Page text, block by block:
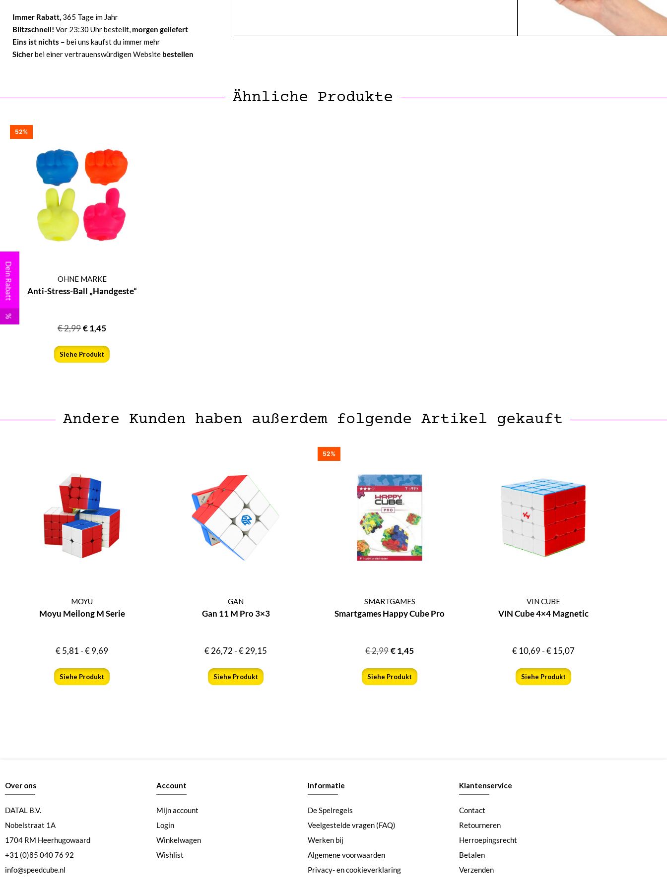
Immer Rabatt, 365 Tage im Jahr
Blitzschnell! Vor 23:30 Uhr bestellt, morgen geliefert
Eins ist nichts – bei uns kaufst du immer mehr
Sicherbei einer vertrauenswürdigen Website bestellen
Ähnliche Produkte
52%
OHNE MARKE
Anti-Stress-Ball „Handgeste“
€2,99€1,45
Siehe Produkt
Andere Kunden haben außerdem folgende Artikel gekauft
MOYU
Moyu Meilong M Serie
€5,81-€9,69
Siehe Produkt
GAN
Gan 11 M Pro 3×3
€26,72-€29,15
Siehe Produkt
52%
SMARTGAMES
Smartgames Happy Cube Pro
€2,99€1,45
Siehe Produkt
VIN CUBE
VIN Cube 4×4 Magnetic
€10,69-€15,07
Siehe Produkt
Over ons
DATAL B.V.
Nobelstraat 1A
1704 RM Heerhugowaard
+31 (0)85 040 76 92
info@speedcube.nl
Account
Mijn account
Login
Winkelwagen
Wishlist
Informatie
De Spelregels
Veelgestelde vragen (FAQ)
Werken bij
Algemene voorwaarden
Privacy- en cookieverklaring
Klantenservice
Contact
Retourneren
Herroepingsrecht
Betalen
Verzenden
Dein Rabatt
%